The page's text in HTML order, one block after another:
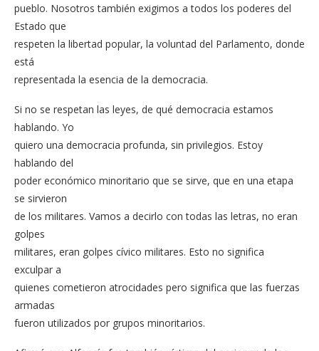
pueblo. Nosotros también exigimos a todos los poderes del
Estado que
respeten la libertad popular, la voluntad del Parlamento, donde
está
representada la esencia de la democracia.
Si no se respetan las leyes, de qué democracia estamos
hablando. Yo
quiero una democracia profunda, sin privilegios. Estoy
hablando del
poder económico minoritario que se sirve, que en una etapa
se sirvieron
de los militares. Vamos a decirlo con todas las letras, no eran
golpes
militares, eran golpes cívico militares. Esto no significa
exculpar a
quienes cometieron atrocidades pero significa que las fuerzas
armadas
fueron utilizados por grupos minoritarios.